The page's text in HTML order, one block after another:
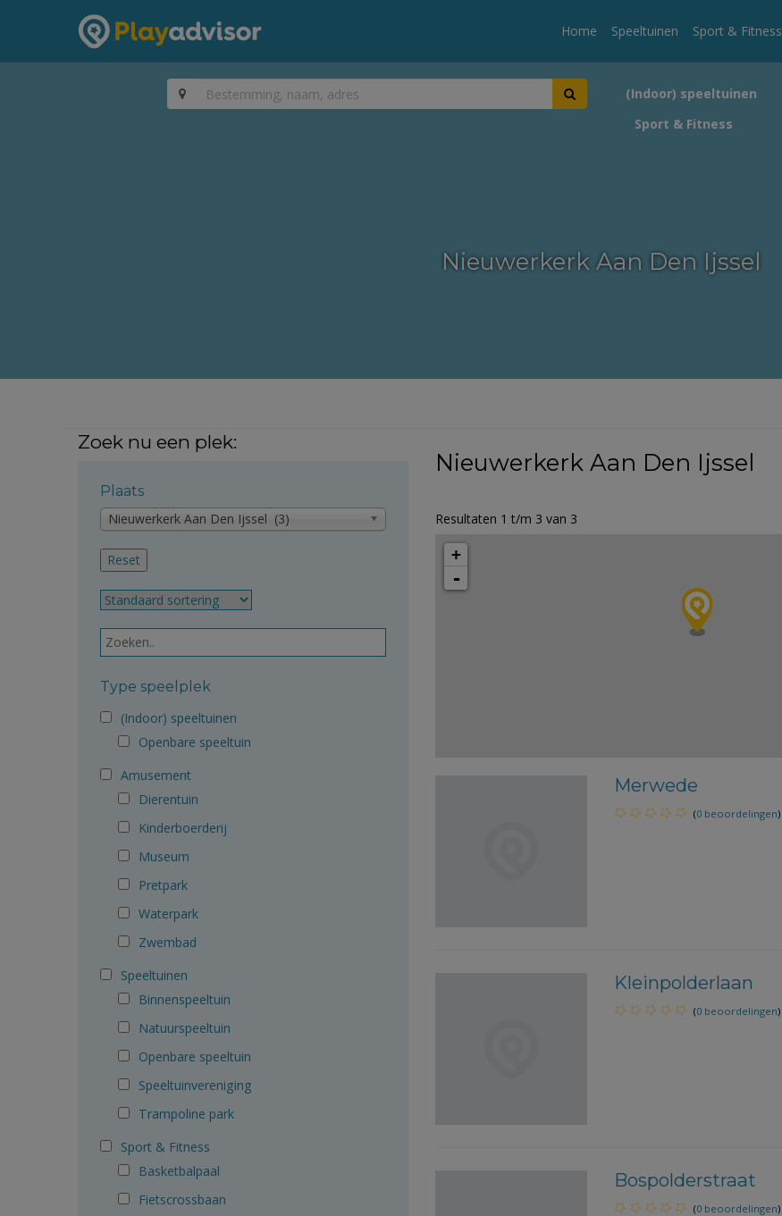
Home Speeltuinen Sport & Fitness
(Indoor) speeltuinen
Sport & Fitness
Nieuwerkerk Aan Den Ijssel
Zoek nu een plek:
Plaats
Nieuwerkerk Aan Den Ijssel (3)
Type speelplek
(Indoor) speeltuinen
Openbare speeltuin
Amusement
Dierentuin
Kinderboerderij
Museum
Pretpark
Waterpark
Zwembad
Speeltuinen
Binnenspeeltuin
Natuurspeeltuin
Openbare speeltuin
Speeltuinvereniging
Trampoline park
Sport & Fitness
Basketbalpaal
Fietscrossbaan
Nieuwerkerk Aan Den Ijssel
Resultaten 1 t/m 3 van 3
+
-
Merwede
(0 beoordelingen)
Kleinpolderlaan
(0 beoordelingen)
Bospolderstraat
(0 beoordelingen)